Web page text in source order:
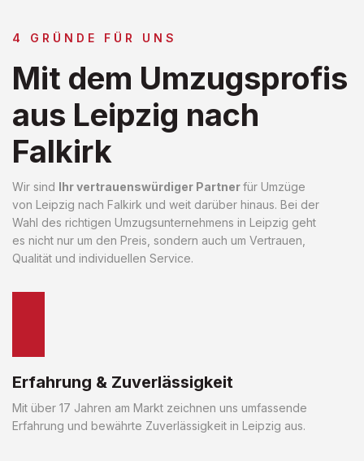
4 GRÜNDE FÜR UNS
Mit dem Umzugsprofis
aus Leipzig nach
Falkirk
Wir sind Ihr vertrauenswürdiger Partnerfür Umzüge
von Leipzig nach Falkirk und weit darüber hinaus. Bei der
Wahl des richtigen Umzugsunternehmens in Leipzig geht
es nicht nur um den Preis, sondern auch um Vertrauen,
Qualität und individuellen Service.
Erfahrung & Zuverlässigkeit
Mit über 17 Jahren am Markt zeichnen uns umfassende
Erfahrung und bewährte Zuverlässigkeit in Leipzig aus.